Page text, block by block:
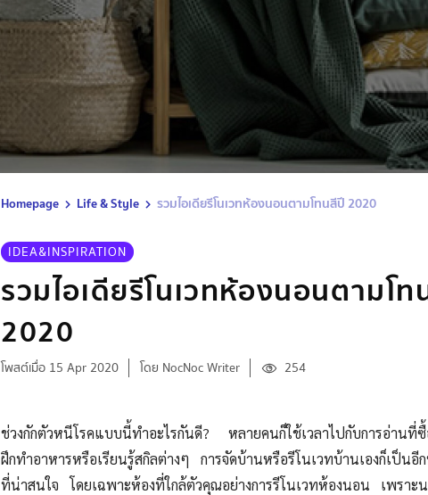
Homepage Life & Style รวมไอเดียรีโนเวทห้องนอนตามโทนสีปี 2020
IDEA&INSPIRATION
รวมไอเดียรีโนเวทห้องนอนตามโ
2020
โพสต์เมื่อ 15 Apr 2020 โดย NocNoc Writer 254
ช่วงกักตัวหนีโรคแบบนี้ทำอะไรกันดี? หลายคนก็ใช้เวลาไปกับการอ่านที่ซื้
ฝึกทำอาหารหรือเรียนรู้สกิลต่างๆ การจัดบ้านหรือรีโนเวทบ้านเองก็เป็นอีก
ที่น่าสนใจ โดยเฉพาะห้องที่ใกล้ตัวคุณอย่างการรีโนเวทห้องนอน เพราะน